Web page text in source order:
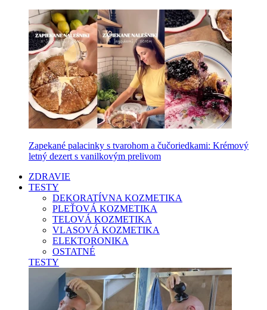
Zapekané palacinky s tvarohom a čučoriedkami: Krémový
letný dezert s vanilkovým prelivom
ZDRAVIE
TESTY
DEKORATÍVNA KOZMETIKA
PLEŤOVÁ KOZMETIKA
TELOVÁ KOZMETIKA
VLASOVÁ KOZMETIKA
ELEKTORONIKA
OSTATNÉ
TESTY